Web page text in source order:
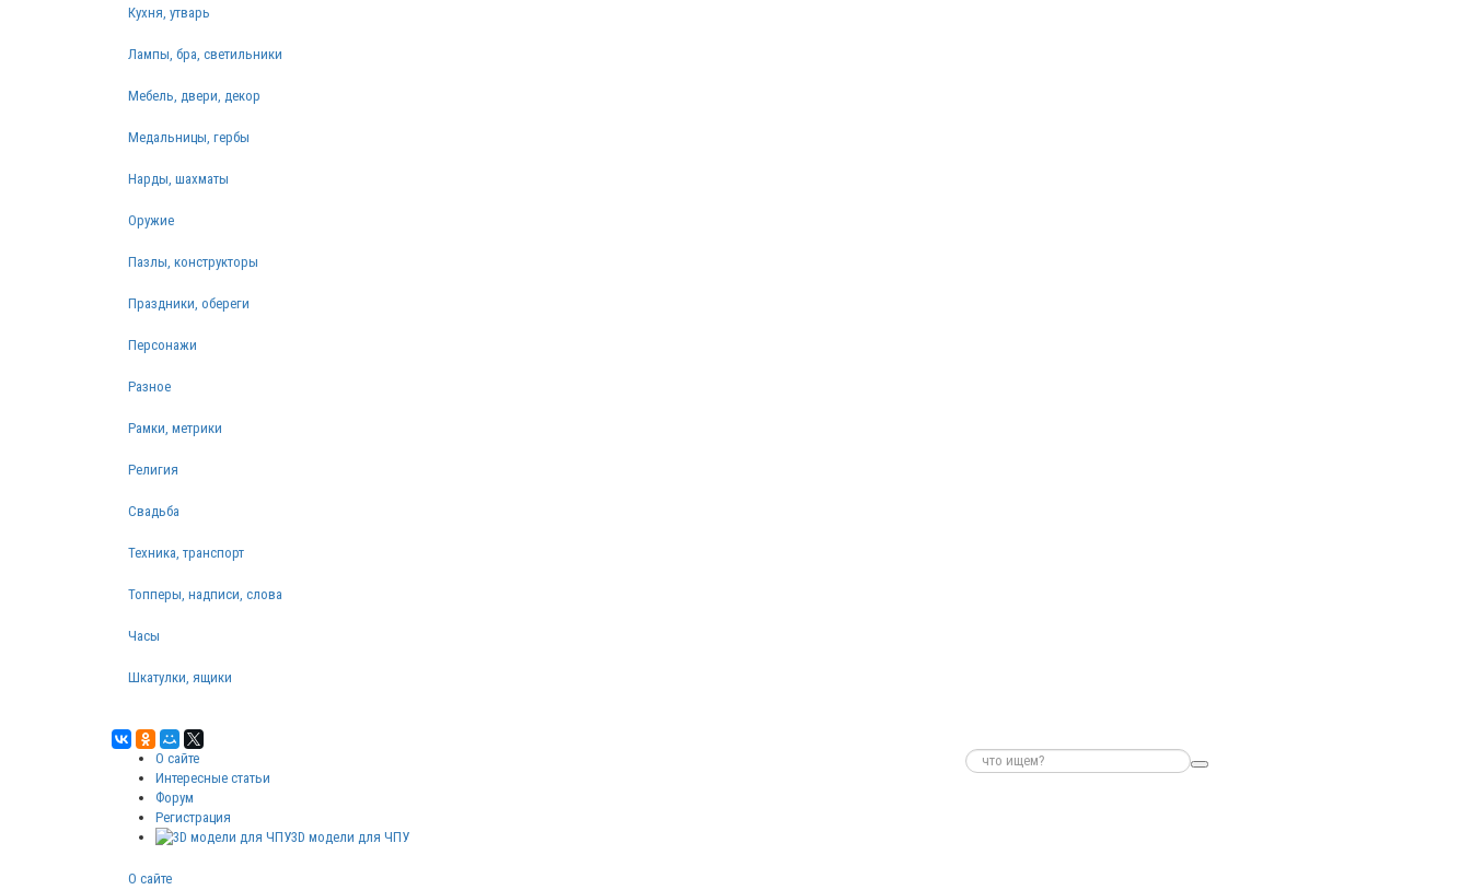
Кухня, утварь
Лампы, бра, светильники
Мебель, двери, декор
Медальницы, гербы
Нарды, шахматы
Оружие
Пазлы, конструкторы
Праздники, обереги
Персонажи
Разное
Рамки, метрики
Религия
Свадьба
Техника, транспорт
Топперы, надписи, слова
Часы
Шкатулки, ящики
О сайте
Интересные статьи
Форум
Регистрация
3D модели для ЧПУ
О сайте